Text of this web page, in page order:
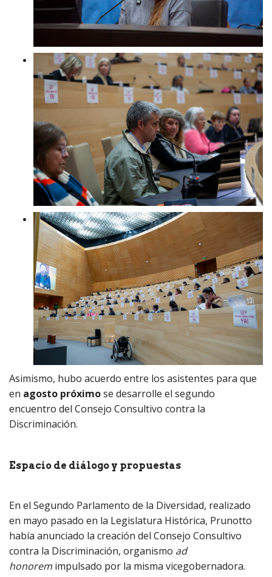
Asimismo, hubo acuerdo entre los asistentes para que
en agosto próximose desarrolle el segundo
encuentro del Consejo Consultivo contra la
Discriminación.
Espacio de diálogo y propuestas
En el Segundo Parlamento de la Diversidad, realizado
en mayo pasado en la Legislatura Histórica, Prunotto
había anunciado la creación del Consejo Consultivo
contra la Discriminación, organismo ad
honorem impulsado por la misma vicegobernadora.